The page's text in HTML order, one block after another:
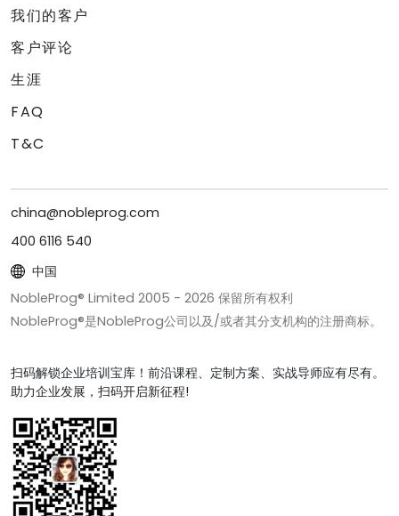
我们的客户
客户评论
生涯
FAQ
T&C
china@nobleprog.com
400 6116 540
中国
NobleProg® Limited 2005 - 2026 保留所有权利
NobleProg®是NobleProg公司以及/或者其分支机构的注册商标。
扫码解锁企业培训宝库！前沿课程、定制方案、实战导师应有尽有。
助力企业发展，扫码开启新征程!